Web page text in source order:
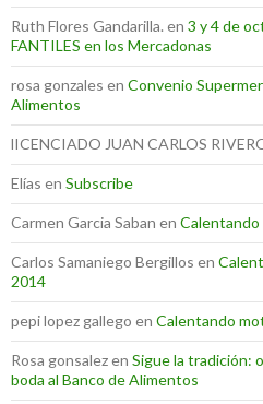
Ruth Flores Gandarilla. en 3 y 4 de
FANTILES en los Mercadonas
rosa gonzales en Convenio
Alimentos
lICENCIADO JUAN CARLOS
Elías en Subscribe
Carmen Garcia Saban en Calentando
Carlos Samaniego Bergillos en
2014
pepi lopez gallego en Calentando
Rosa gonsalezen Sigue la tradición:
boda al Banco de Alimentos